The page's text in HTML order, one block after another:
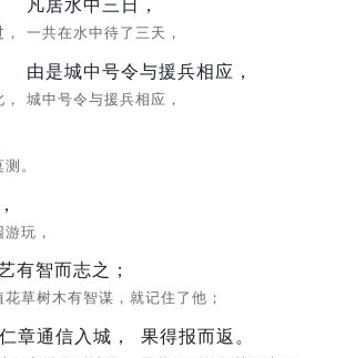
，
凡居水中三日，
一共在水中待了三天，
，
由是城中号令与援兵相应，
城中号令与援兵相应，
测。
游玩，
有智而志之；
草树木有智谋，就记住了他；
章通信入城， 果得报而返。